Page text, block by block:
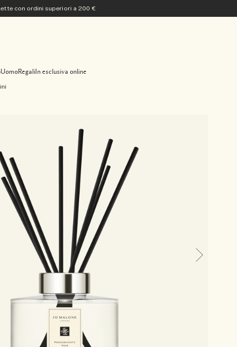
con ordini superiori a 200 €
UomoRegaliIn esclusiva online